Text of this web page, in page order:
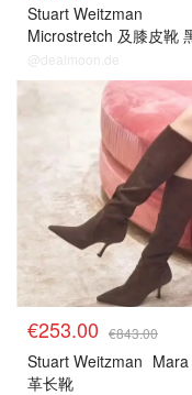
Stuart Weitzman
Microstretch 及膝皮靴
@dealmoon.de
€253.00 €843.00
Stuart Weitzman
革长靴